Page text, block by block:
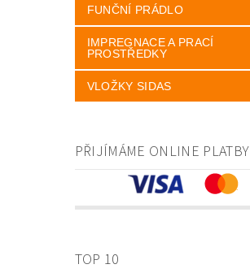
FUNČNÍ PRÁDLO
IMPREGNACE A PRACÍ
PROSTŘEDKY
VLOŽKY SIDAS
PŘIJÍMÁME ONLINE PLATBY
TOP 10